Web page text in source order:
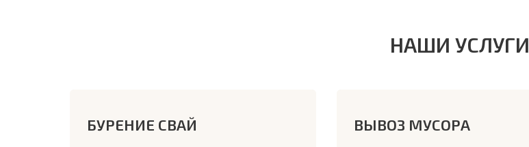
НАШИ УСЛУГИ
БУРЕНИЕ СВАЙ ВЫВОЗ МУСОРА